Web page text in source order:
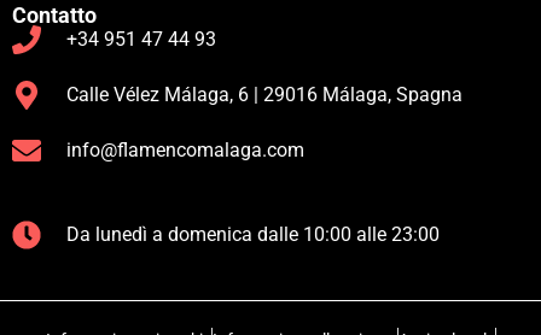
Contatto
+34 951 47 44 93
Calle Vélez Málaga, 6 | 29016 Málaga, Spagna
info@flamencomalaga.com
Da lunedì a domenica dalle 10:00 alle 23:00